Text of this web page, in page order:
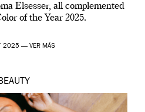
Elsesser, all complemented
of the Year 2025.
2025 — VER MÁS